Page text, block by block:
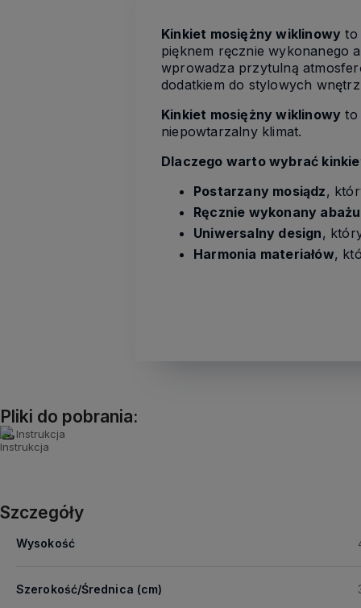
Kinkiet mosiężny wiklinowy to
pięknem ręcznie wykonanego
wprowadza przytulną
dodatkiem do stylowych
Kinkiet mosiężny wiklinowy to
niepowtarzalny klimat.
Dlaczego warto wybrać
Postarzany mosiądz,
Ręcznie wykonany
Uniwersalny design,
Harmonia materiałów,
Pliki do pobrania:
Instrukcja
Szczegóły
Wysokość
Szerokość/Średnica (cm)